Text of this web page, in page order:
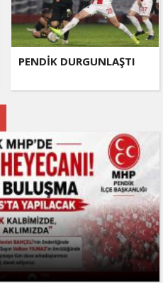
PENDİK DURGUNLAŞTI